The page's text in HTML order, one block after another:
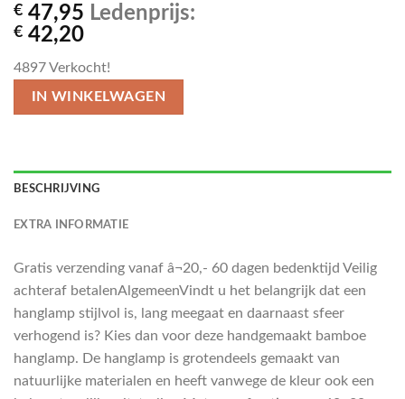
€ 47,95 Ledenprijs:
€ 42,20
4897Verkocht!
IN WINKELWAGEN
BESCHRIJVING
EXTRA INFORMATIE
Gratis verzending vanaf â¬20,- 60 dagen bedenktijd Veilig
achteraf betalenAlgemeenVindt u het belangrijk dat een
hanglamp stijlvol is, lang meegaat en daarnaast sfeer
verhogend is? Kies dan voor deze handgemaakt bamboe
hanglamp. De hanglamp is grotendeels gemaakt van
natuurlijke materialen en heeft vanwege de kleur ook een